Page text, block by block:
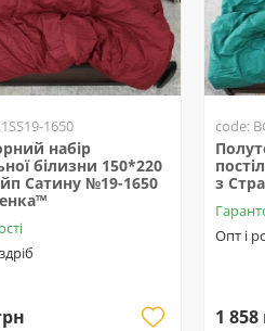
1650
набір
білизни 150*220
Сатину №19-1650
code:
з
Опт і
1 858